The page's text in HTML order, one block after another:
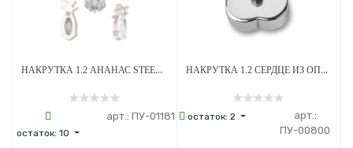
НАКРУТКА 1.2 АНАНАС STEEL CRYSTAL ТИТАН
остаток: 10
арт.: ПУ-01181
НАКРУТКА 1.2 СЕРДЦЕ ИЗ ОПАЛА OP-08 ТИТАН
остаток: 2
арт.:
ПУ-00800